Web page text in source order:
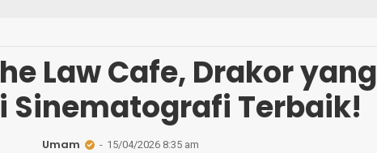
Law Cafe, Drakor yang
Sinematografi Terbaik!
Umam 15/04/2026 8:35 am